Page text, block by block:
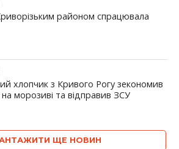
районом спрацювала
хлопчик з Кривого Рогу зекономив
морозиві та відправив ЗСУ
ЩЕ НОВИН